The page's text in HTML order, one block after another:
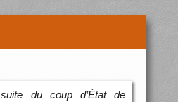
du coup d’État de